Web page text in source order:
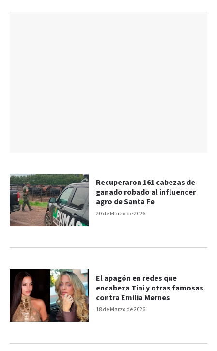
20 de Marzo de 2026
Recuperaron 161 cabezas de
ganado robado al influencer
agro de Santa Fe
18 de Marzo de 2026
El apagón en redes que
encabeza Tini y otras famosas
contra Emilia Mernes